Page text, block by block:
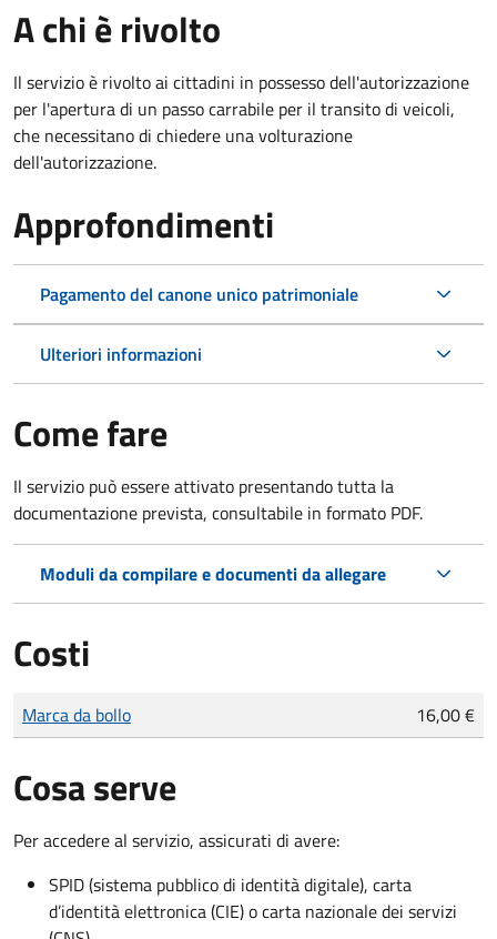
A chi è rivolto
Il servizio è rivolto ai cittadini in possesso dell'autorizzazione
per l'apertura di un passo carrabile per il transito di veicoli,
che necessitano di chiedere una volturazione
dell'autorizzazione.
Approfondimenti
Pagamento del canone unico patrimoniale
Ulteriori informazioni
Come fare
Il servizio può essere attivato presentando tutta la
documentazione prevista, consultabile in formato PDF.
Moduli da compilare e documenti da allegare
Costi
Tipo di pagamento
Importo
Marca da bollo 16,00 €
Cosa serve
Per accedere al servizio, assicurati di avere:
SPID (sistema pubblico di identità digitale), carta
d’identità elettronica (CIE) o carta nazionale dei servizi